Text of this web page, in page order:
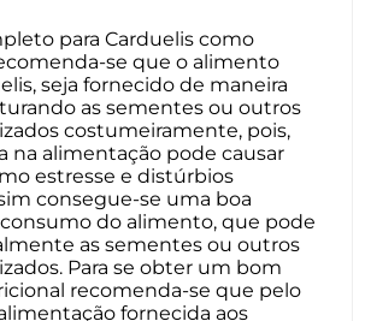
para Carduelis como
se que o alimento
seja fornecido de maneira
as sementes ou outros
costumeiramente, pois,
na alimentação pode causar
estresse e distúrbios
consegue-se uma boa
do alimento, que pode
as sementes ou outros
Para se obter um bom
recomenda-se que pelo
fornecida aos